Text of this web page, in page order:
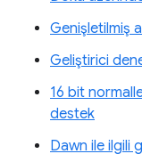
Genişletilmiş
Geliştirici
16 bit
destek
Dawn ile ilgili